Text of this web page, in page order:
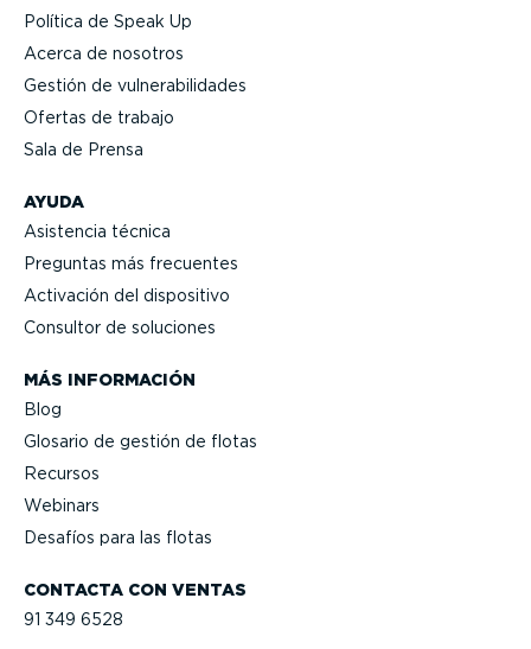
CONTACTA CON VENTAS
91 349 6528
AYUDA
Asistencia técnica
Preguntas más frecuentes
Activación del dispositivo
Consultor de soluciones
MÁS INFORMACIÓN
Blog
Glosario de gestión de flotas
Recursos
Webinars
Desafíos para las flotas
Política de Speak Up
Acerca de nosotros
Gestión de vulne­ra­bi­li­dades
Ofertas de trabajo
Sala de Prensa